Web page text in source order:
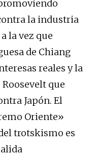
la industria
la vez que
de Chiang
reales y la
que
Japón. El
Oriente»
trotskismo es